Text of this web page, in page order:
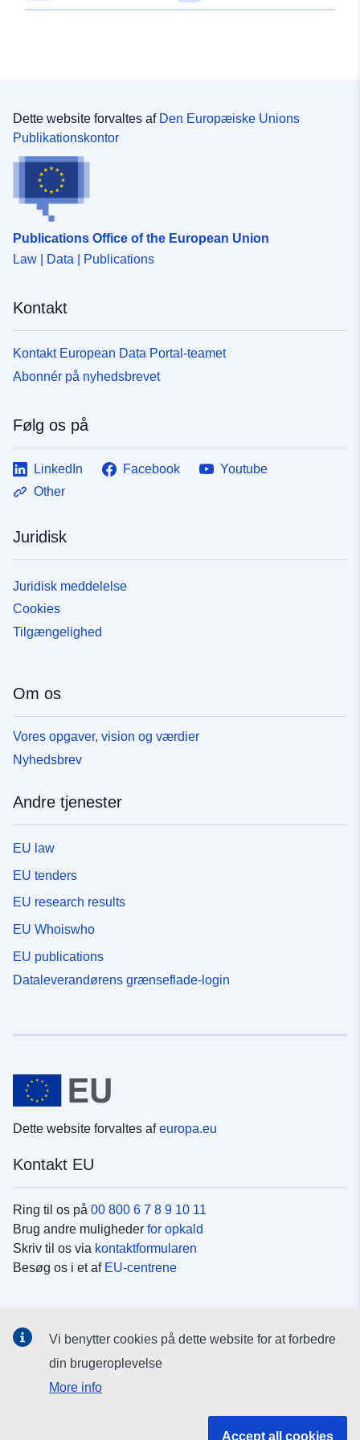
arbejderne, underrette modtageren om servituten.
det med henblik på undersøgelse, opførelse og drift af
faciliteterne er nødvendigt at indføre sådanne agenter i
godkendes af præsidenten for Tribunal de grande
instance, der træffer afgørelse om foreløbige
forholdsregler, som sikrer, at personalets tilstedeværelse
er nødvendig. Den, der nyder godt af trældommen, er
ansvarlig for enhver skade, der måtte opstå som følge
af nettets udstyr. Han er forpligtet til at yde erstatning for
eksistens eller drift. Hvis der ikke foreligger en mindelig
aftale, fastsættes kompensationen af den
ekspropriationsret, der indbringes for den mest
plader af PT1-kvalitets servitutter kombineret med deres
telekommunikationsnettet.
Dette website forvaltes af Den Europæiske Unions
Publikationskontor
Publications Office of the European Union
Law | Data | Publications
Kontakt
Kontakt European Data Portal-teamet
Abonnér på nyhedsbrevet
Følg os på
LinkedIn Facebook
Youtube
Other
Juridisk
Juridisk meddelelse
Cookies
Tilgængelighed
Om os
Vores opgaver, vision og værdier
Nyhedsbrev
Andre tjenester
EU law
EU tenders
EU research results
EU Whoiswho
EU publications
Dataleverandørens grænseflade-login
Dette website forvaltes afeuropa.eu
Kontakt EU
Ring til os på 00 800 6 7 8 9 10 11
Brug andre muligheder for opkald
Skriv til os via kontaktformularen
Besøg os i et af EU-centrene
Søg efter EU's sider påsociale medier
EU-institutioner og -organer
Vi benytter cookies på dette website for at forbedre
din brugeroplevelse
More info
Accept all cookies